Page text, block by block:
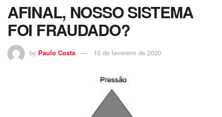
AFINAL, NOSSO SISTEMA
FOI FRAUDADO?
by Paulo Costa 10 de fevereiro de 2020